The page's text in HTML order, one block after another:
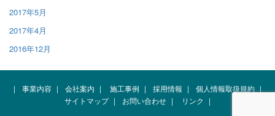
2017年5月
2017年4月
2016年12月
| 事業内容 | 会社案内 | 施工事例 | 採用情報 | 個人情報取扱規約 |
サイトマップ | お問い合わせ | リンク |